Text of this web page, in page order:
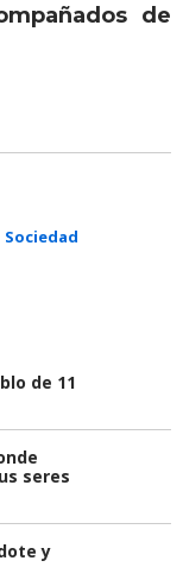
de
Sociedad
de 11
seres
y